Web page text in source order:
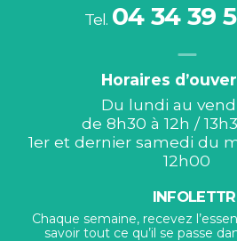
Tel. 04 34 39
Horaires
Du lundi au
de 8h30 à 12h /
1er et dernier samedi du
12h00
Chaque semaine, recevez
savoir tout ce qu’il se passe